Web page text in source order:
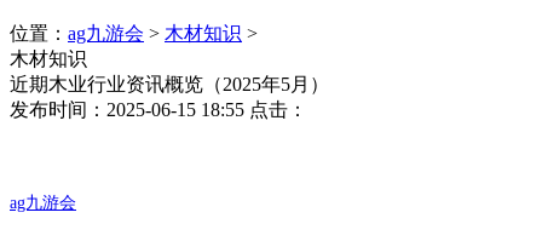
位置： ag九游会 > 木材知识 >
木材知识
近期木业行业资讯概览（2025年5月）
发布时间：2025-06-15 18:55 点击：
ag九游会